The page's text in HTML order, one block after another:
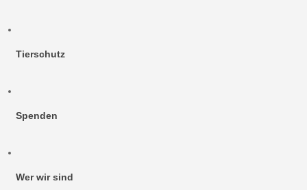
Tierschutz
Spenden
Wer wir sind